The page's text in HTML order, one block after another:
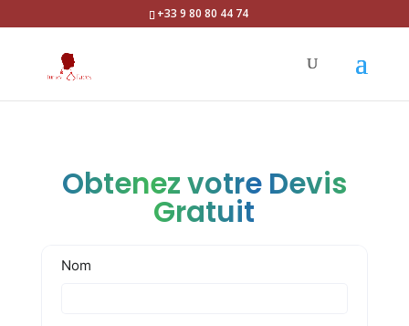
+33 9 80 80 44 74
Obtenez votre Devis
Gratuit